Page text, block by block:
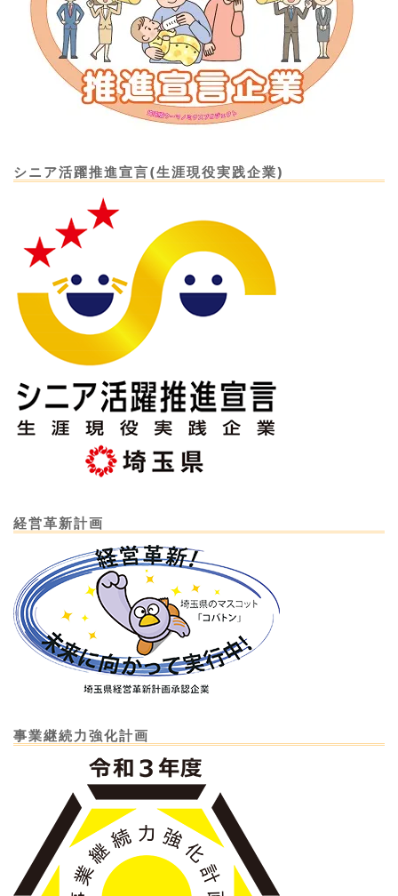
シニア活躍推進宣言(生涯現役実践企業)
経営革新計画
事業継続力強化計画